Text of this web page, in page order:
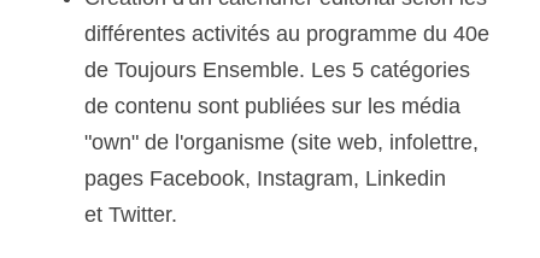
différentes activités au programme du 40e
de Toujours Ensemble. Les 5 catégories
de contenu sont publiées sur les média
"own" de l'organisme (site web, infolettre,
pages Facebook, Instagram, Linkedin
et Twitter.